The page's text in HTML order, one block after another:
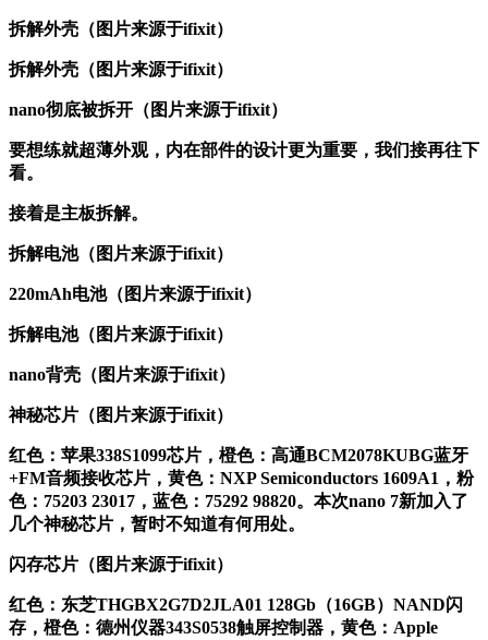
拆解外壳（图片来源于ifixit）
拆解外壳（图片来源于ifixit）
nano彻底被拆开（图片来源于ifixit）
要想练就超薄外观，内在部件的设计更为重要，我们接再往下
看。
接着是主板拆解。
拆解电池（图片来源于ifixit）
220mAh电池（图片来源于ifixit）
拆解电池（图片来源于ifixit）
nano背壳 （图片来源于ifixit）
神秘芯片 （图片来源于ifixit）
红色：苹果338S1099芯片，橙色：高通BCM2078KUBG蓝牙
+FM音频接收芯片，黄色：NXP Semiconductors 1609A1，粉
色：75203 23017，蓝色：75292 98820。本次nano 7新加入了
几个神秘芯片，暂时不知道有何用处。
闪存芯片 （图片来源于ifixit）
红色：东芝THGBX2G7D2JLA01 128Gb（16GB）NAND闪
存，橙色：德州仪器343S0538触屏控制器，黄色：Apple